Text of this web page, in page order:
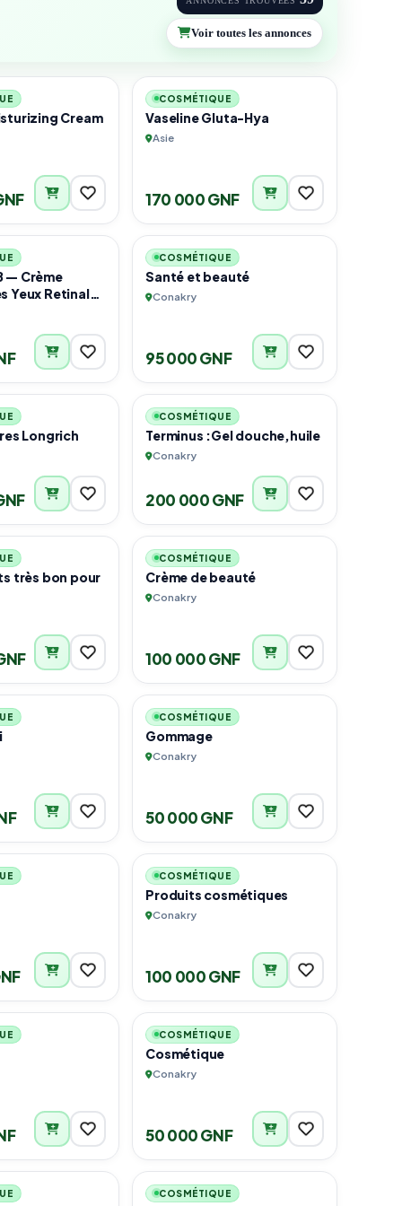
Voir toutes les annonces
Cream
COSMÉTIQUE
Vaseline Gluta-Hya
Asie
170 000 GNF
4
— Crème
Yeux Retinal
3
COSMÉTIQUE
Santé et beauté
Conakry
95 000 GNF
2
Longrich
2
COSMÉTIQUE
Terminus :Gel douche,huile
Conakry
200 000 GNF
4
très bon pour
2
COSMÉTIQUE
Crème de beauté
Conakry
100 000 GNF
4 3
COSMÉTIQUE
Gommage
Conakry
50 000 GNF
3 6
COSMÉTIQUE
Produits cosmétiques
Conakry
100 000 GNF
1 6
COSMÉTIQUE
Cosmétique
Conakry
50 000 GNF
3 2
COSMÉTIQUE